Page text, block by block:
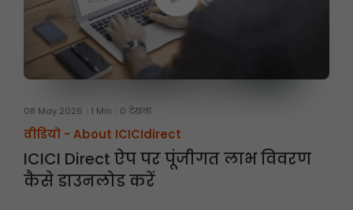
08 May 2026 1 Min 0 देखना
वीडियो - About ICICIdirect
ICICI Direct ऐप पर पूंजीगत लाभ विवरण
कैसे डाउनलोड करें